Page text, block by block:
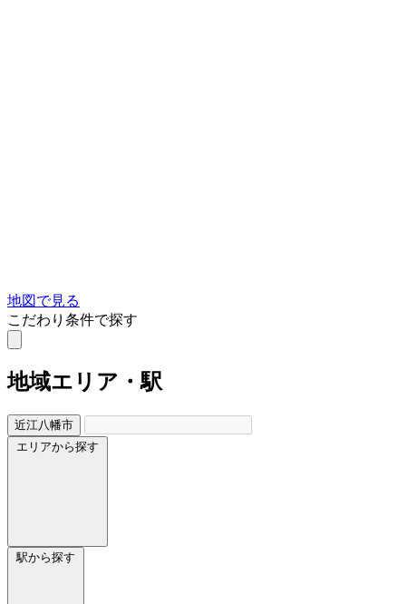
地図で見る
こだわり条件で探す
地域エリア・駅
近江八幡市
エリアから探す
駅から探す